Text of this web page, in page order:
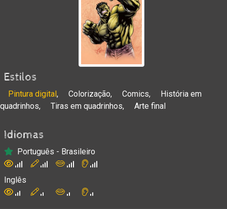
Estilos
Pintura digital, Colorização, Comics,
História em
quadrinhos, Tiras em quadrinhos, Arte final
Idiomas
Português - Brasileiro
Inglês